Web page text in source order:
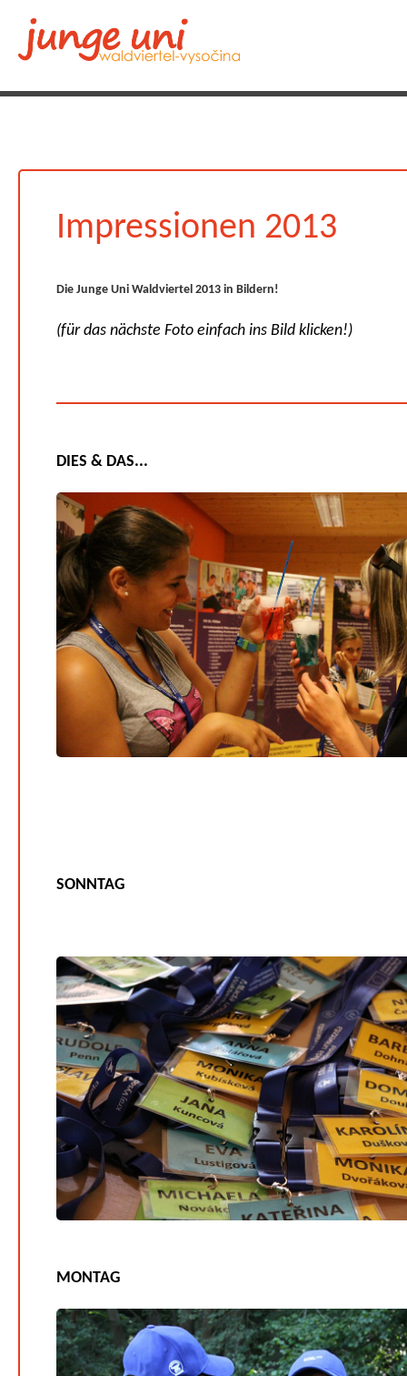
Impressionen 2013
Die Junge Uni Waldviertel 2013 in Bildern!
(für das nächste Foto einfach ins Bild klicken!)
DIES & DAS...
SONNTAG
MONTAG